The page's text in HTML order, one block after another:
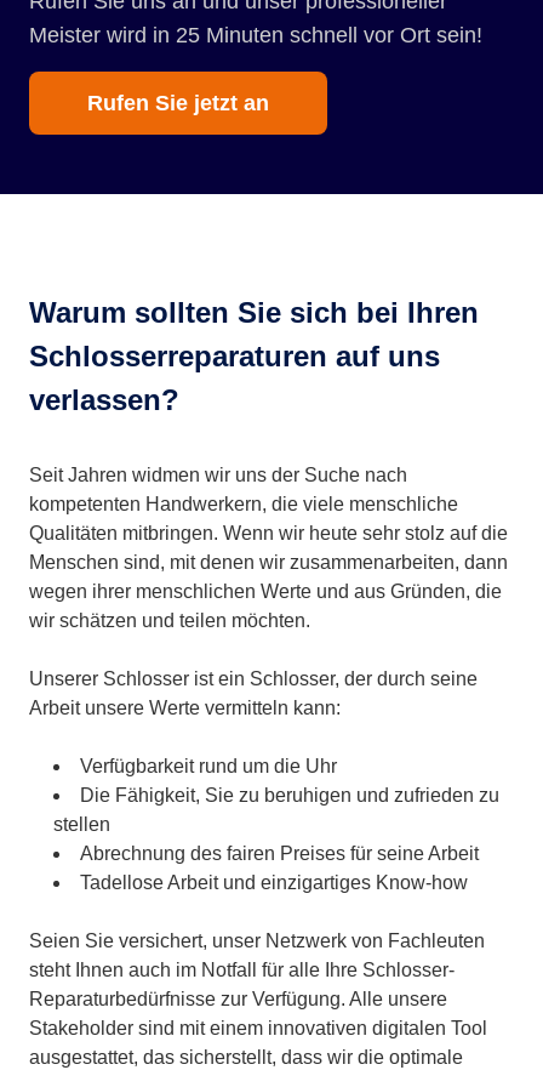
Meister wird in 25 Minuten schnell vor Ort sein!
Rufen Sie jetzt an
Warum sollten Sie sich bei Ihren
Schlosserreparaturen auf uns
verlassen?
Seit Jahren widmen wir uns der Suche nach
kompetenten Handwerkern, die viele menschliche
Qualitäten mitbringen. Wenn wir heute sehr stolz auf die
Menschen sind, mit denen wir zusammenarbeiten, dann
wegen ihrer menschlichen Werte und aus Gründen, die
wir schätzen und teilen möchten.
Unserer Schlosser ist ein Schlosser, der durch seine
Arbeit unsere Werte vermitteln kann:
Verfügbarkeit rund um die Uhr
Die Fähigkeit, Sie zu beruhigen und zufrieden zu
stellen
Abrechnung des fairen Preises für seine Arbeit
Tadellose Arbeit und einzigartiges Know-how
Seien Sie versichert, unser Netzwerk von Fachleuten
steht Ihnen auch im Notfall für alle Ihre Schlosser-
Reparaturbedürfnisse zur Verfügung. Alle unsere
Stakeholder sind mit einem innovativen digitalen Tool
ausgestattet, das sicherstellt, dass wir die optimale